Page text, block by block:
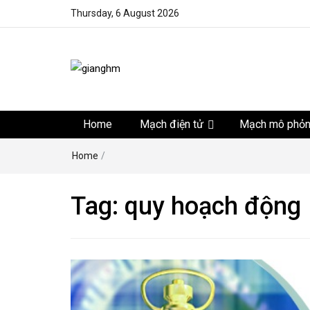
Thursday, 6 August 2026
Home Mạch điện tử Mạch mô
Home /
Tag: quy hoạch động